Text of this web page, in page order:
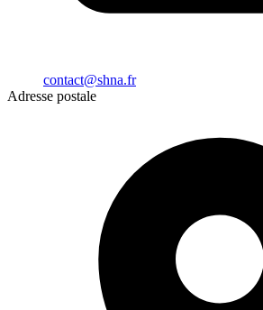
contact@shna.fr
Adresse postale